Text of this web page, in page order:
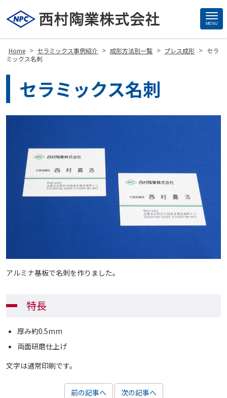
MENU
Home > セラミックス事例紹介 > 成形方法別一覧 > プレス成形 > セラ
ミックス名刺
セラミックス名刺
アルミナ基板で名刺を作りました。
特長
厚み約0.5mm
両面研磨仕上げ
文字は通常印刷です。
前の記事へ 次の記事へ
Site
Footer